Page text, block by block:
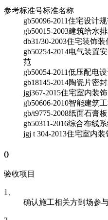
参考标准号标准名称
gb50096-2011住宅设计
gb50015-2003建筑给水
db31/30-2003住宅装饰装
gb50254-2014电气装置
范
gb50054-2011低压配电
gb18145-2014陶瓷片密
jgj367-2015住宅室内装
gb50606-2010智能建筑
gb/t9775-2008纸面石膏板
gb50311-2016综合布线
jgj t 304-2013住宅室内装
()
验收项目
1、
确认施工相关方到场参